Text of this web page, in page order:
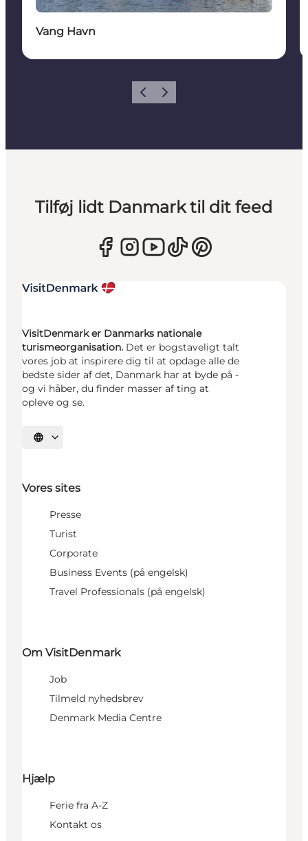
Vang Havn
ForrigeNæste
Tilføj lidt Danmark til dit feed
VisitDenmark er Danmarks nationale
turismeorganisation. Det er bogstaveligt talt
vores job at inspirere dig til at opdage alle de
bedste sider af det, Danmark har at byde på -
og vi håber, du finder masser af ting at
opleve og se.
Vælg sprog
Vores sites
Presse
Turist
Corporate
Business Events (på engelsk)
Travel Professionals (på engelsk)
Om VisitDenmark
Job
Tilmeld nyhedsbrev
Denmark Media Centre
Hjælp
Ferie fra A-Z
Kontakt os